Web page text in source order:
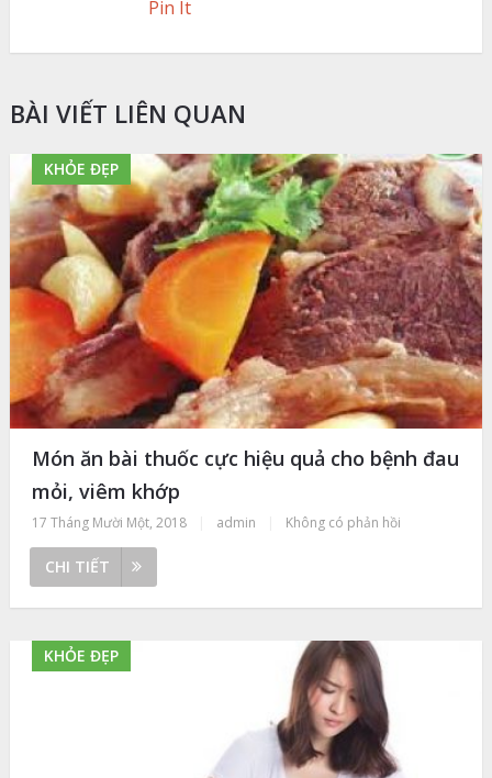
Pin It
BÀI VIẾT LIÊN QUAN
KHỎE ĐẸP
Món ăn bài thuốc cực hiệu quả cho bệnh đau
mỏi, viêm khớp
17 Tháng Mười Một, 2018 admin Không có phản hồi
CHI TIẾT
KHỎE ĐẸP